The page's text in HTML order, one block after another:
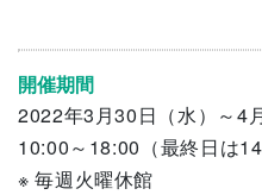
開催期間
2022年3月30日（水）～4
10:00～18:00（最終日は
※ 毎週火曜休館